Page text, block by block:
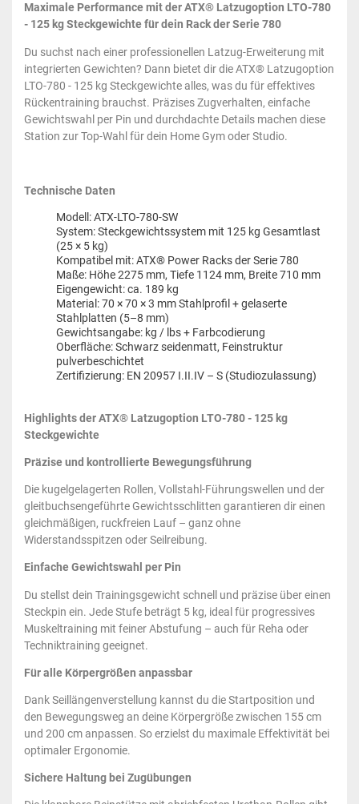
Maximale Performance mit der ATX® Latzugoption LTO-780
- 125 kg Steckgewichte für dein Rack der Serie 780
Du suchst nach einer professionellen Latzug-Erweiterung mit
integrierten Gewichten? Dann bietet dir die ATX® Latzugoption
LTO-780 - 125 kg Steckgewichte alles, was du für effektives
Rückentraining brauchst. Präzises Zugverhalten, einfache
Gewichtswahl per Pin und durchdachte Details machen diese
Station zur Top-Wahl für dein Home Gym oder Studio.
Technische Daten
Modell: ATX-LTO-780-SW
System: Steckgewichtssystem mit 125 kg Gesamtlast
(25 × 5 kg)
Kompatibel mit: ATX® Power Racks der Serie 780
Maße: Höhe 2275 mm, Tiefe 1124 mm, Breite 710 mm
Eigengewicht: ca. 189 kg
Material: 70 × 70 × 3 mm Stahlprofil + gelaserte
Stahlplatten (5–8 mm)
Gewichtsangabe: kg / lbs + Farbcodierung
Oberfläche: Schwarz seidenmatt, Feinstruktur
pulverbeschichtet
Zertifizierung: EN 20957 I.II.IV – S (Studiozulassung)
Highlights der ATX® Latzugoption LTO-780 - 125 kg
Steckgewichte
Präzise und kontrollierte Bewegungsführung
Die kugelgelagerten Rollen, Vollstahl-Führungswellen und der
gleitbuchsengeführte Gewichtsschlitten garantieren dir einen
gleichmäßigen, ruckfreien Lauf – ganz ohne
Widerstandsspitzen oder Seilreibung.
Einfache Gewichtswahl per Pin
Du stellst dein Trainingsgewicht schnell und präzise über einen
Steckpin ein. Jede Stufe beträgt 5 kg, ideal für progressives
Muskeltraining mit feiner Abstufung – auch für Reha oder
Techniktraining geeignet.
Für alle Körpergrößen anpassbar
Dank Seillängenverstellung kannst du die Startposition und
den Bewegungsweg an deine Körpergröße zwischen 155 cm
und 200 cm anpassen. So erzielst du maximale Effektivität bei
optimaler Ergonomie.
Sichere Haltung bei Zugübungen